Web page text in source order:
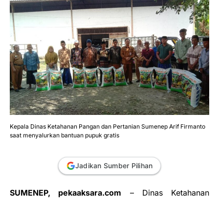
Kepala Dinas Ketahanan Pangan dan Pertanian Sumenep Arif Firmanto
saat menyalurkan bantuan pupuk gratis
Jadikan Sumber Pilihan
SUMENEP, pekaaksara.com – Dinas Ketahanan